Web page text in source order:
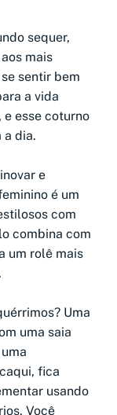
sequer,
mais
sentir bem
a vida
esse coturno
a dia.
e
é um
com
combina com
um rolê mais
Uma
uma saia
fica
usando
Você